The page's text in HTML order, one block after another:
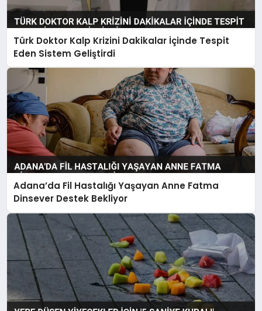
Türk Doktor Kalp Krizini Dakikalar İçinde Tespit
Eden Sistem Geliştirdi
Adana’da Fil Hastalığı Yaşayan Anne Fatma
Dinsever Destek Bekliyor